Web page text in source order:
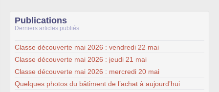
Publications
Derniers articles publiés
Classe découverte mai 2026 : vendredi 22 mai
Classe découverte mai 2026 : jeudi 21 mai
Classe découverte mai 2026 : mercredi 20 mai
Quelques photos du bâtiment de l’achat à aujourd’hui